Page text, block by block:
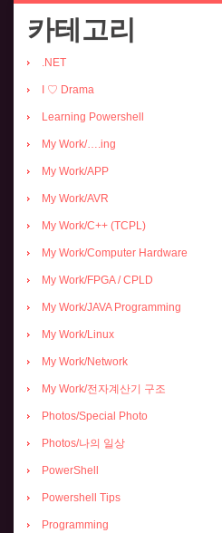
카테고리
.NET
I ♡ Drama
Learning Powershell
My Work/….ing
My Work/APP
My Work/AVR
My Work/C++ (TCPL)
My Work/Computer Hardware
My Work/FPGA / CPLD
My Work/JAVA Programming
My Work/Linux
My Work/Network
My Work/전자계산기 구조
Photos/Special Photo
Photos/나의 일상
PowerShell
Powershell Tips
Programming